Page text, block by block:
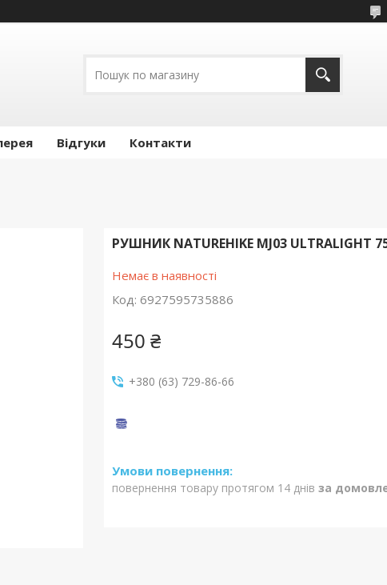
Відгуки Контакти
РУШНИК NATUREHIKE MJ03 ULTRALIGHT
Немає в наявності
Код: 6927595735886
450 ₴
+380 (63) 729-86-66
повернення товару протягом 14 днів за